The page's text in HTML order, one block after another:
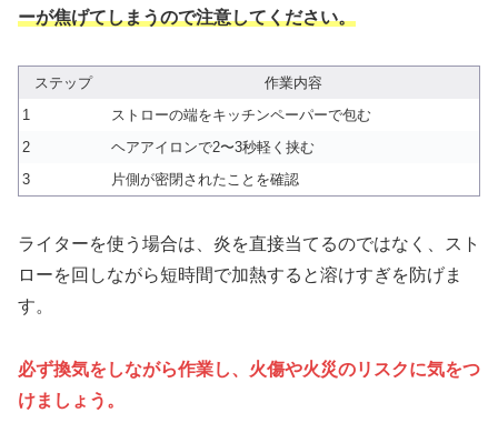
ーが焦げてしまうので注意してください。
ステップ
作業内容
1
ストローの端をキッチンペーパーで包む
2
ヘアアイロンで2〜3秒軽く挟む
3
片側が密閉されたことを確認
ライターを使う場合は、炎を直接当てるのではなく、スト
ローを回しながら短時間で加熱すると溶けすぎを防げま
す。
必ず換気をしながら作業し、火傷や火災のリスクに気をつ
けましょう。